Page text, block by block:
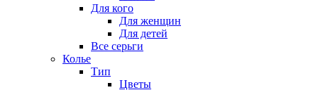
Для кого
Для женщин
Для детей
Все серьги
Колье
Тип
Цветы